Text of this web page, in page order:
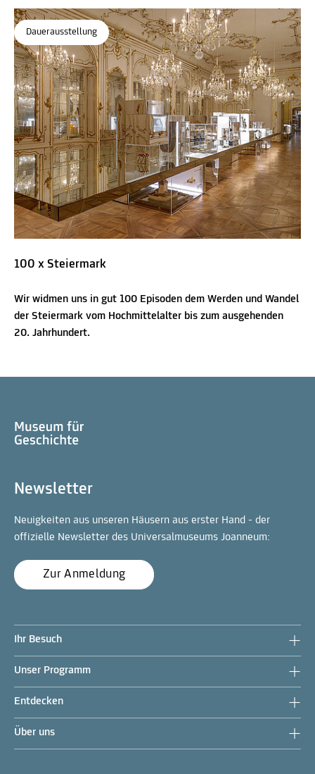
Dauerausstellung
100 x Steiermark
Wir widmen uns in gut 100 Episoden dem Werden und Wandel
der Steiermark vom Hochmittelalter bis zum ausgehenden
20. Jahrhundert.
Newsletter
Neuigkeiten aus unseren Häusern aus erster Hand - der
offizielle Newsletter des Universalmuseums Joanneum:
Zur Anmeldung
Ihr Besuch
Unser Programm
Entdecken
Über uns